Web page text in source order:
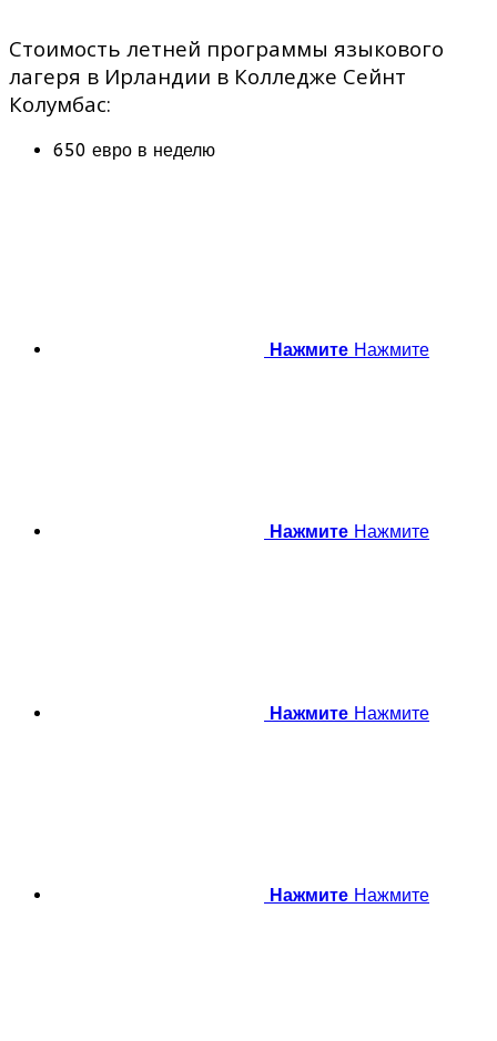
Стоимость летней программы языкового
лагеря в Ирландии в Колледже Сейнт
Колумбас:
650 евро в неделю
Нажмите Нажмите
Нажмите Нажмите
Нажмите Нажмите
Нажмите Нажмите